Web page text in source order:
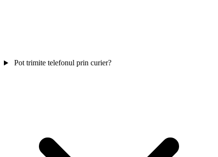
Pot trimite telefonul prin curier?